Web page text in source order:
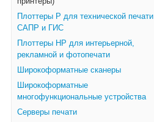
Плоттеры Р для технической печати
САПР и ГИС
Плоттеры НР для интерьерной,
рекламной и фотопечати
Широкоформатные сканеры
Широкоформатные
многофункциональные устройства
Серверы печати